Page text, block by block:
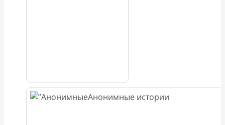
Анонимные истории